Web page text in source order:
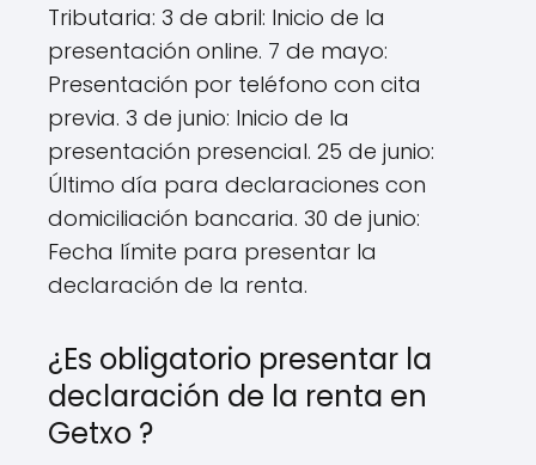
Tributaria: 3 de abril: Inicio de la
presentación online. 7 de mayo:
Presentación por teléfono con cita
previa. 3 de junio: Inicio de la
presentación presencial. 25 de junio:
Último día para declaraciones con
domiciliación bancaria. 30 de junio:
Fecha límite para presentar la
declaración de la renta.
¿Es obligatorio presentar la
declaración de la renta en
Getxo ?